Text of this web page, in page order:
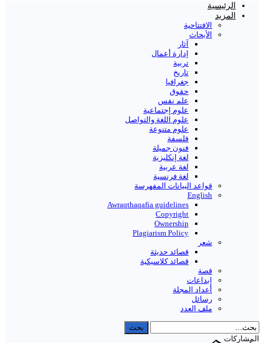
الرئيسية
المزيد
الافتتاحية
الأبحاث
آثار
إدارة أعمال
تربية
تاريخ
جغرافيا
حقوق
علم نفس
علوم إجتماعية
علوم اللغة والتواصل
علوم متنوعة
فلسفة
فنون جميلة
لغة إنكليزية
لغة عربية
لغة فرنسية
قواعد البیانات المفهرسة
English
Awraqthaqafia guidelines
Copyright
Ownership
Plagiarism Policy
شعر
قصائد حديثة
قصائد كلاسيكية
قصة
إبداعات
أعداد المجلة
رسائل
ملف العدد
المشاركات